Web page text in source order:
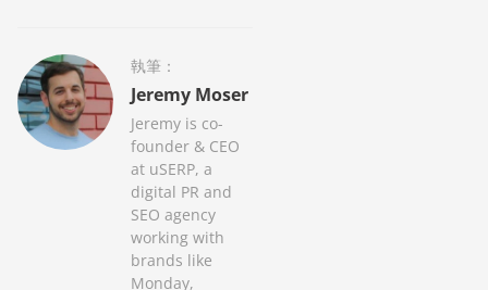
執筆：
Jeremy Moser
Jeremy is co-
founder & CEO
at uSERP, a
digital PR and
SEO agency
working with
brands like
Monday,